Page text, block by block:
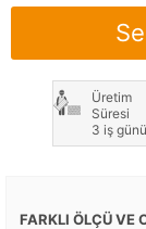
Üretim
Süresi
3 iş günü
FARKLI ÖLÇÜ VE